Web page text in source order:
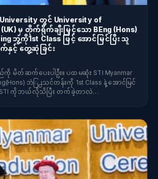
University တွင် University of
မှ တိုက်ရိုက်ချီးမြှင့်သော BEng (Hons)
ဘွဲ့ကို1st Class ဖြင့် အောင်မြင်ပြီး သူ
က်နှင့် တွေ့ဆုံခြင်း
ကို မိတ်ဆက်ပေးပါဦး။ ပထမဆုံး STI Myanmar
ဘဲြ႕သင်တန်းကို 1st Class နဲ့ အောင်မြင်
ကိုဘယ်လိုသိပြီး တက်ခဲ့တာလဲ…